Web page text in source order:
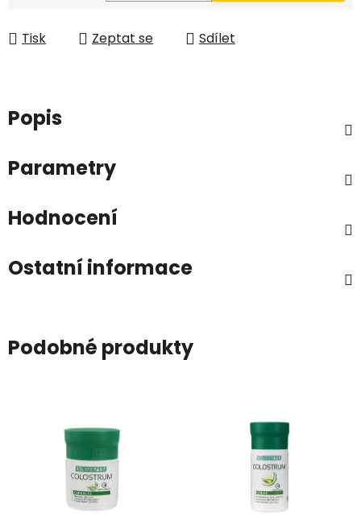
Tisk Zeptat se Sdílet
Popis
Parametry
Hodnocení
Ostatní informace
Podobné produkty